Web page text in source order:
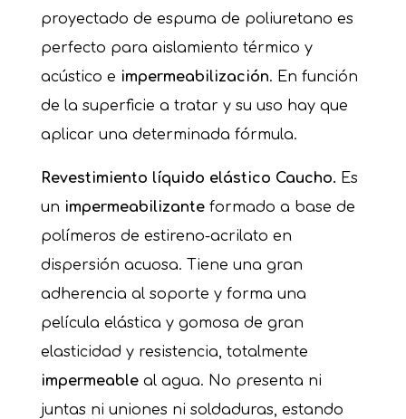
proyectado de espuma de poliuretano es
perfecto para aislamiento térmico y
acústico e impermeabilización. En función
de la superficie a tratar y su uso hay que
aplicar una determinada fórmula.
Revestimiento líquido elástico Caucho. Es
un impermeabilizanteformado a base de
polímeros de estireno-acrilato en
dispersión acuosa. Tiene una gran
adherencia al soporte y forma una
película elástica y gomosa de gran
elasticidad y resistencia, totalmente
impermeableal agua. No presenta ni
juntas ni uniones ni soldaduras, estando